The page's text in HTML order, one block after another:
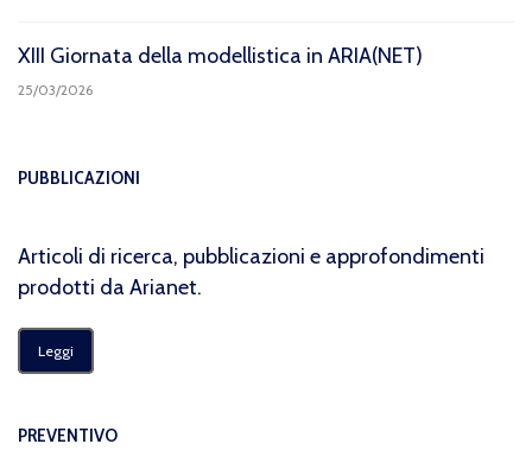
XIII Giornata della modellistica in ARIA(NET)
25/03/2026
PUBBLICAZIONI
Articoli di ricerca, pubblicazioni e approfondimenti
prodotti da Arianet.
Leggi
PREVENTIVO